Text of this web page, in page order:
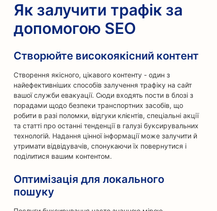
Як залучити трафік за
допомогою SEO
Створюйте високоякісний контент
Створення якісного, цікавого контенту - один з
найефективніших способів залучення трафіку на сайт
вашої служби евакуації. Сюди входять пости в блозі з
порадами щодо безпеки транспортних засобів, що
робити в разі поломки, відгуки клієнтів, спеціальні акції
та статті про останні тенденції в галузі буксирувальних
технологій. Надання цінної інформації може залучити й
утримати відвідувачів, спонукаючи їх повернутися і
поділитися вашим контентом.
Оптимізація для локального
пошуку